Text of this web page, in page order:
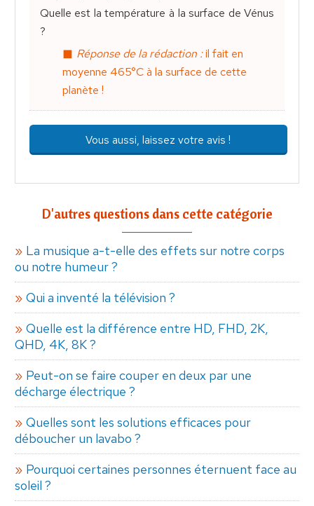
Quelle est la température à la surface de Vénus
?
Réponse de la rédaction :il fait en
moyenne 465°C à la surface de cette
planète !
Vous aussi, laissez votre avis !
D'autres questions dans cette catégorie
La musique a-t-elle des effets sur notre corps
ou notre humeur ?
Qui a inventé la télévision ?
Quelle est la différence entre HD, FHD, 2K,
QHD, 4K, 8K ?
Peut-on se faire couper en deux par une
décharge électrique ?
Quelles sont les solutions efficaces pour
déboucher un lavabo ?
Pourquoi certaines personnes éternuent face au
soleil ?